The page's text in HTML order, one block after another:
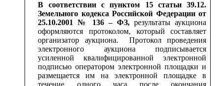
В соответствии с пунктом 15 статьи 39.12.
Земельного кодекса Российской Федерации от
25.10.2001 № 136 – ФЗ,результаты аукциона
оформляются протоколом, который составляет
организатор аукциона. Протокол проведения
электронного аукциона подписывается
усиленной квалифицированной электронной
подписью оператором электронной площадки и
размещается им на электронной площадке в